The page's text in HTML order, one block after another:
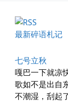
海林街头
黑龙江的空气质
最新碎语札记
七号立秋
嘎巴一下就凉
歌如不是出自
不潮湿，刮起